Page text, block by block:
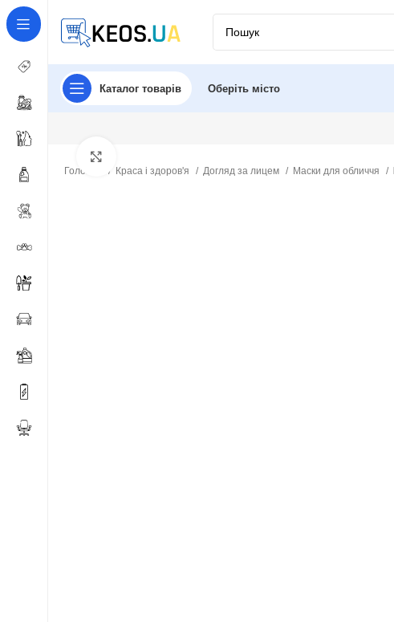
Каталог товарів Оберіть місто
Головна Краса і здоров'я Догляд за лицем Маски для обличчя